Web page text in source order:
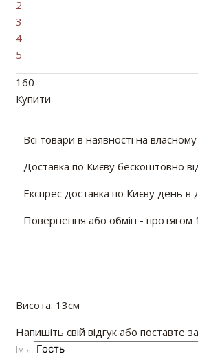
2
3
4
5
160
Купити
Всі товари в наявності на власному
Доставка по Києву бескоштовно
Експрес доставка по Києву день в
Повернення або обмін - протягом
Висота: 13см
Напишіть свій відгук або поставте
Iм'я